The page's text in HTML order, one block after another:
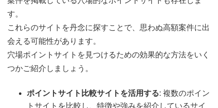
す。
これらのサイトを丹念に探すことで、思わぬ高額案件に出
会える可能性があります。
穴場ポイントサイトを見つけるための効果的な方法をいく
つかご紹介しましょう。
ポイントサイト比較サイトを活用する: 複数のポイン
トサイトを比較し、特徴や強みを紹介しているサイ